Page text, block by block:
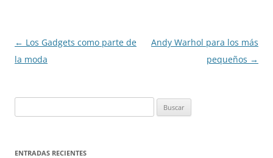
Navegación
de
← Los Gadgets como parte de
la moda
Andy Warhol para los más
pequeños →
ENTRADAS RECIENTES